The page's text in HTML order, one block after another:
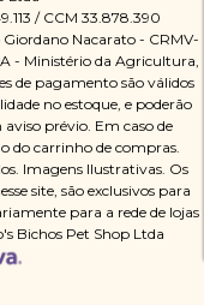
/ CCM 33.878.390
Nacarato - CRMV-
- Ministério da Agricultura,
de pagamento são válidos
no estoque, e poderão
prévio. Em caso de
do carrinho de compras.
Imagens Ilustrativas. Os
site, são exclusivos para
para a rede de lojas
Bichos Pet Shop Ltda